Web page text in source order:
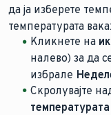
да ја изберете
температурата вака:
Кликнете на
налево) за да
избрале
Скролувајте
температурата